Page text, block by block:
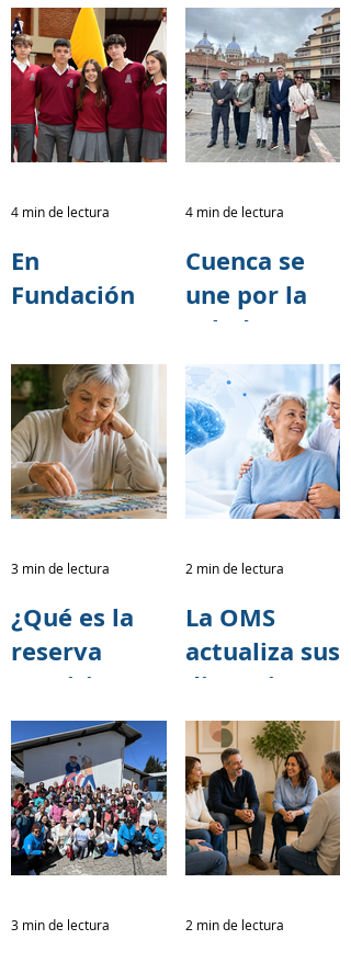
En
Fundación
creemos que
cada acto de
solidaridad
tiene el
poder de
vidas.
4 min de lectura
Cuenca se
une por la
salud
cerebral:
Fundación
TASE
fortalece
alianzas
Caminata
Alzheimer
2026
4 min de lectura
¿Qué es la
reserva
cognitiva y
cómo puede
ayudar a
retrasar los
síntomas del
Alzheimer?
3 min de lectura
La OMS
actualiza sus
directrices
para reducir
el riesgo de
deterioro
cognitivo y
demencia
2 min de lectura
3 min de lectura 2 min de lectura